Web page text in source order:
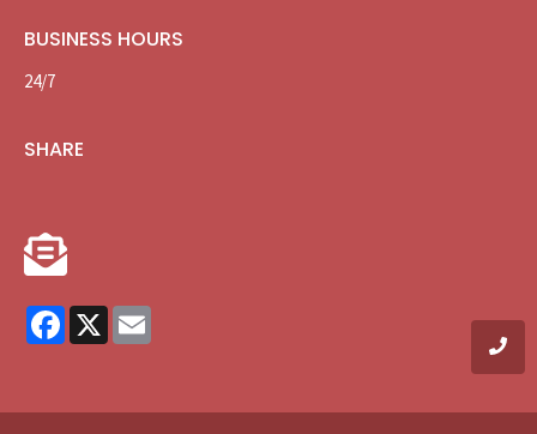
BUSINESS HOURS
24/7
SHARE
Facebook
X